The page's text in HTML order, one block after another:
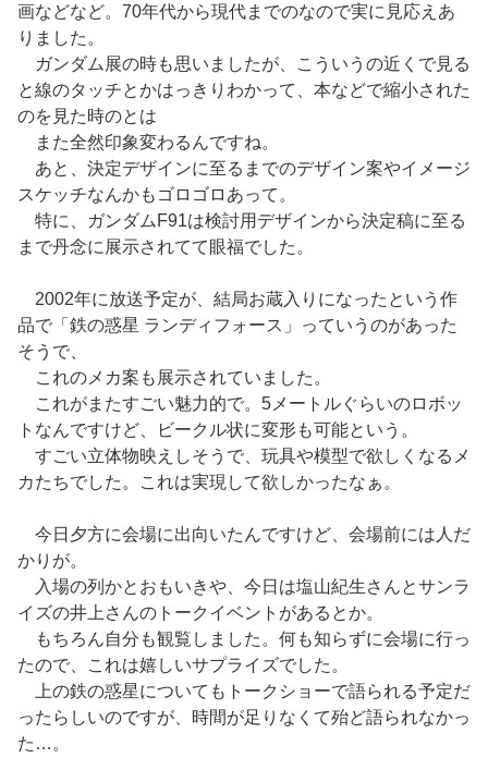
画などなど。70年代から現代までのなので実に見応えあ
りました。
ガンダム展の時も思いましたが、こういうの近くで見る
と線のタッチとかはっきりわかって、本などで縮小された
のを見た時のとは
また全然印象変わるんですね。
あと、決定デザインに至るまでのデザイン案やイメージ
スケッチなんかもゴロゴロあって。
特に、ガンダムF91は検討用デザインから決定稿に至る
まで丹念に展示されてて眼福でした。
2002年に放送予定が、結局お蔵入りになったという作
品で「鉄の惑星 ランディフォース」っていうのがあった
そうで、
これのメカ案も展示されていました。
これがまたすごい魅力的で。5メートルぐらいのロボッ
トなんですけど、ビークル状に変形も可能という。
すごい立体物映えしそうで、玩具や模型で欲しくなるメ
カたちでした。これは実現して欲しかったなぁ。
今日夕方に会場に出向いたんですけど、会場前には人だ
かりが。
入場の列かとおもいきや、今日は塩山紀生さんとサンラ
イズの井上さんのトークイベントがあるとか。
もちろん自分も観覧しました。何も知らずに会場に行っ
たので、これは嬉しいサプライズでした。
上の鉄の惑星についてもトークショーで語られる予定だ
ったらしいのですが、時間が足りなくて殆ど語られなかっ
た…。